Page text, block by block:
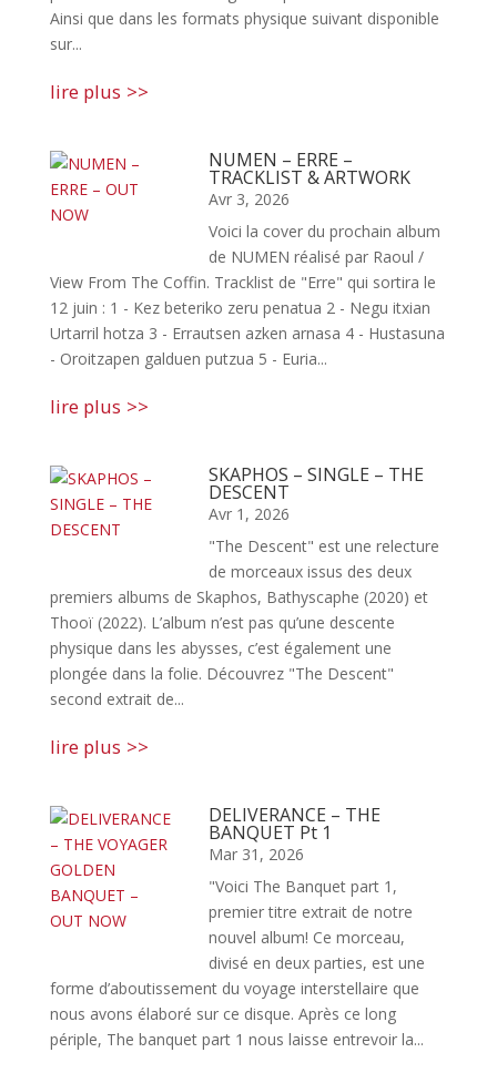
Ainsi que dans les formats physique suivant disponible
sur...
lire plus
NUMEN – ERRE –
TRACKLIST & ARTWORK
Avr 3, 2026
Voici la cover du prochain album
de NUMEN réalisé par Raoul /
View From The Coffin. Tracklist de "Erre" qui sortira le
12 juin : 1 - Kez beteriko zeru penatua 2 - Negu itxian
Urtarril hotza 3 - Errautsen azken arnasa 4 - Hustasuna
- Oroitzapen galduen putzua 5 - Euria...
lire plus
SKAPHOS – SINGLE – THE
DESCENT
Avr 1, 2026
"The Descent" est une relecture
de morceaux issus des deux
premiers albums de Skaphos, Bathyscaphe (2020) et
Thooï (2022). L’album n’est pas qu’une descente
physique dans les abysses, c’est également une
plongée dans la folie. Découvrez "The Descent"
second extrait de...
lire plus
DELIVERANCE – THE
BANQUET Pt 1
Mar 31, 2026
"Voici The Banquet part 1,
premier titre extrait de notre
nouvel album! Ce morceau,
divisé en deux parties, est une
forme d’aboutissement du voyage interstellaire que
nous avons élaboré sur ce disque. Après ce long
périple, The banquet part 1 nous laisse entrevoir la...